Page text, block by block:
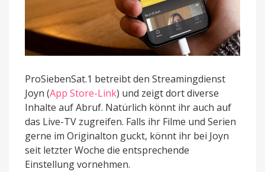
ProSiebenSat.1 betreibt den Streamingdienst
Joyn (App Store-Link) und zeigt dort diverse
Inhalte auf Abruf. Natürlich könnt ihr auch auf
das Live-TV zugreifen. Falls ihr Filme und Serien
gerne im Originalton guckt, könnt ihr bei Joyn
seit letzter Woche die entsprechende
Einstellung vornehmen.